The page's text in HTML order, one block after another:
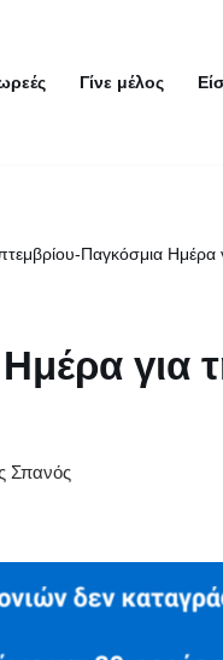
Γίνε μέλος
Παγκόσμια Ημέρα
για
Σπανός